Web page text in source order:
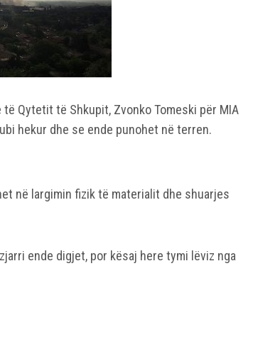
Qytetit të Shkupit, Zvonko Tomeski për MIA
hekur dhe se ende punohet në terren.
në largimin fizik të materialit dhe shuarjes
ende digjet, por kësaj here tymi lëviz nga